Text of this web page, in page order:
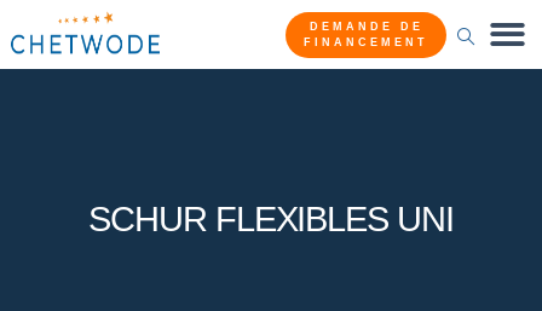
DEMANDE DE
FINANCEMENT
SCHUR FLEXIBLES UNI